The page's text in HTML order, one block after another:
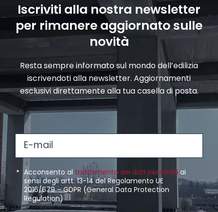
Iscriviti alla nostra newsletter
per rimanere aggiornato sulle
novità
Resta sempre informato sul mondo dell’edilizia
iscrivendoti alla newsletter. Aggiornamenti
esclusivi direttamente alla tua casella di posta.
m
l
P
v
*
i
P Acconsento al trattamento dei dati personali ai
sensi degli artt. 13-14 del Regolamento UE
2016/679 – GDPR (General Data Protection
Regulation)